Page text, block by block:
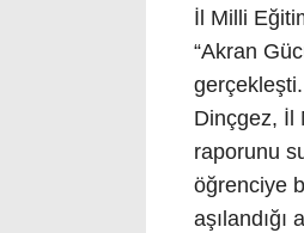
İl Milli
“Akran
Dinçgez, İl
raporunu
öğrenciye
aşılandığı